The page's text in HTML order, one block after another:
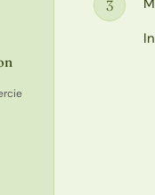
Étape
3